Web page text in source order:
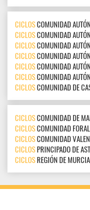
CICLOSCOMUNIDAD
CICLOSCOMUNIDAD
CICLOSCOMUNIDAD
CICLOSCOMUNIDAD
CICLOSCOMUNIDAD
CICLOSCOMUNIDAD
CICLOSCOMUNIDAD DE
CICLOSCOMUNIDAD DE
CICLOSCOMUNIDAD
CICLOSCOMUNIDAD
CICLOSPRINCIPADO DE
CICLOSREGIÓN DE MURCIA